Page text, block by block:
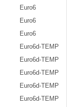
Euro6
Euro6
Euro6
Euro6d-TEMP
Euro6d-TEMP
Euro6d-TEMP
Euro6d-TEMP
Euro6d-TEMP